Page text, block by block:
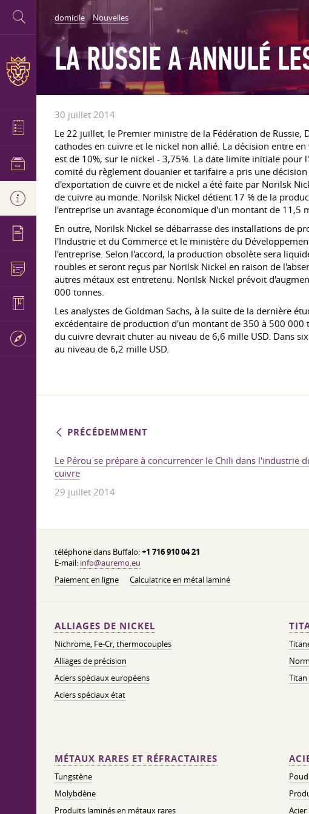
domicile Nouvelles
LA RUSSIE A ANNULÉ
30 juillet 2014
Le 22 juillet, le Premier ministre de la Fédération de
cathodes en cuivre et le nickel non allié. La décision entre
est de 10%, sur le nickel - 3,75%. La date limite initiale
comité du règlement douanier et tarifaire a pris une
d'exportation de cuivre et de nickel a été faite par Norilsk
de cuivre au monde. Norilsk Nickel détient 17 % de la
l'entreprise un avantage économique d'un montant de 11,5
En outre, Norilsk Nickel se débarrasse des installations de
l'Industrie et du Commerce et le ministère du
l'entreprise. Selon l'accord, la production obsolète sera
roubles et seront reçus par Norilsk Nickel en raison de
autres métaux est entretenu. Norilsk Nickel prévoit
000 tonnes.
Les analystes de Goldman Sachs, à la suite de la dernière
excédentaire de production d'un montant de 350 à 500
du cuivre devrait chuter au niveau de 6,6 mille USD. Dans
au niveau de 6,2 mille USD.
PRÉCÉDEMMENT
Le Pérou se prépare à concurrencer le Chili dans l'industrie
cuivre
29 juillet 2014
téléphone dans Buffalo:+1 716 910 04 21
E-mail: info@auremo.eu
Paiement en ligne
Calculatrice en métal laminé
ALLIAGES DE NICKEL
Nichrome, Fe-Cr, thermocouples
Alliages de précision
Aciers spéciaux européens
Aciers spéciaux état
Titan
MÉTAUX RARES ET RÉFRACTAIRES
Tungstène
Molybdène
Produits laminés en métaux rares